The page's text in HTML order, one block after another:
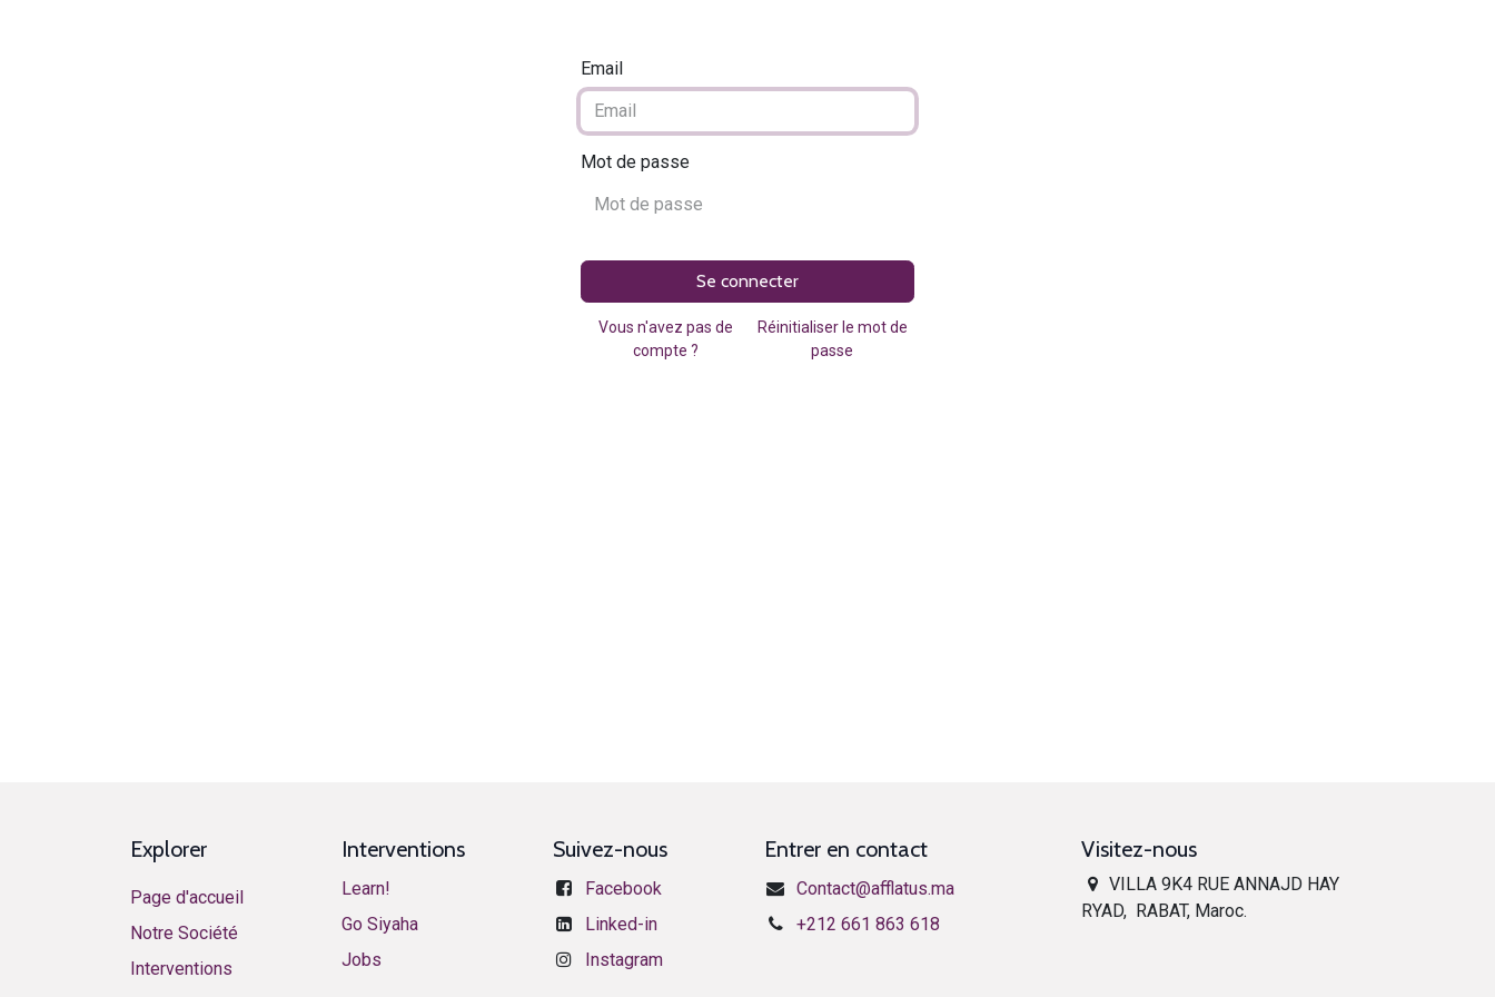
Email
Mot de passe
Se connecter
Vous n'avez pas de
compte ?
Réinitialiser le mot de
passe
Explorer
Page d'accueil
Notre Société
Interventions
Interventions
Learn!
​​​​​​G​o ​S​i​y​aha​
​​​​​​J​o​bs​​
Suivez-nous
Facebook
​​​​​​​​​L​i​n​k​e​d​-​i​n
Instagram
Entrer en contact
Contact@afflatus.ma
+212 661 863 618
Visitez-nous
VILLA 9K4 RUE ANNAJD HAY
RYAD, RABAT, Maroc.